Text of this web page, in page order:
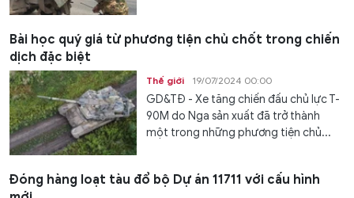
Bài học quý giá từ phương tiện chủ chốt trong chiến
dịch đặc biệt
Thế giới 19/07/2024 00:00
GD&TĐ - Xe tăng chiến đấu chủ lực T-
90M do Nga sản xuất đã trở thành
một trong những phương tiện chủ...
Đóng hàng loạt tàu đổ bộ Dự án 11711 với cấu hình